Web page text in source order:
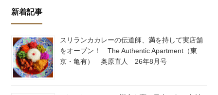
新着記事
スリランカカレーの伝道師、満を持して実店舗
をオープン！ The Authentic Apartment（東
京・亀有） 奥原直人 26年8月号